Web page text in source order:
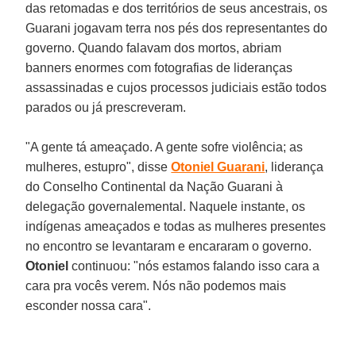
das retomadas e dos territórios de seus ancestrais, os
Guarani jogavam terra nos pés dos representantes do
governo. Quando falavam dos mortos, abriam
banners enormes com fotografias de lideranças
assassinadas e cujos processos judiciais estão todos
parados ou já prescreveram.
"A gente tá ameaçado. A gente sofre violência; as
mulheres, estupro", disseOtoniel Guarani, liderança
do Conselho Continental da Nação Guarani à
delegação governalemental. Naquele instante, os
indígenas ameaçados e todas as mulheres presentes
no encontro se levantaram e encararam o governo.
Otonielcontinuou: "nós estamos falando isso cara a
cara pra vocês verem. Nós não podemos mais
esconder nossa cara".